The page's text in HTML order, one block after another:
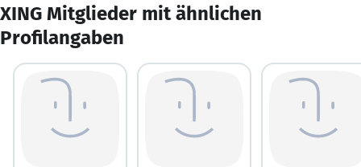
XING Mitglieder mit ähnlichen
Profilangaben